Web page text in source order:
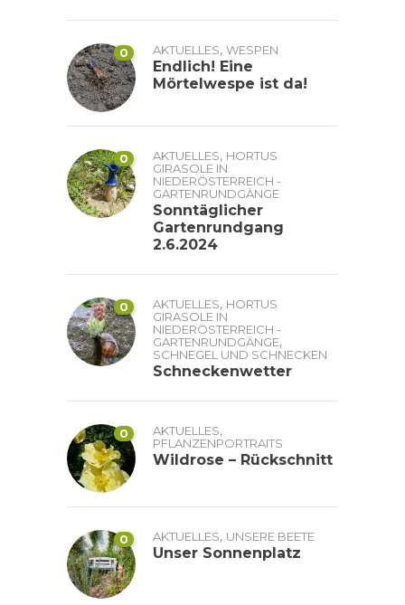
0 AKTUELLES, WESPEN
Endlich! Eine
Mörtelwespe ist da!
0 AKTUELLES, HORTUS
GIRASOLE IN
NIEDERÖSTERREICH -
GARTENRUNDGÄNGE
Sonntäglicher
Gartenrundgang
2.6.2024
0 AKTUELLES, HORTUS
GIRASOLE IN
NIEDERÖSTERREICH -
GARTENRUNDGÄNGE,
SCHNEGEL UND SCHNECKEN
Schneckenwetter
0 AKTUELLES,
PFLANZENPORTRAITS
Wildrose – Rückschnitt
0 AKTUELLES, UNSERE BEETE
Unser Sonnenplatz